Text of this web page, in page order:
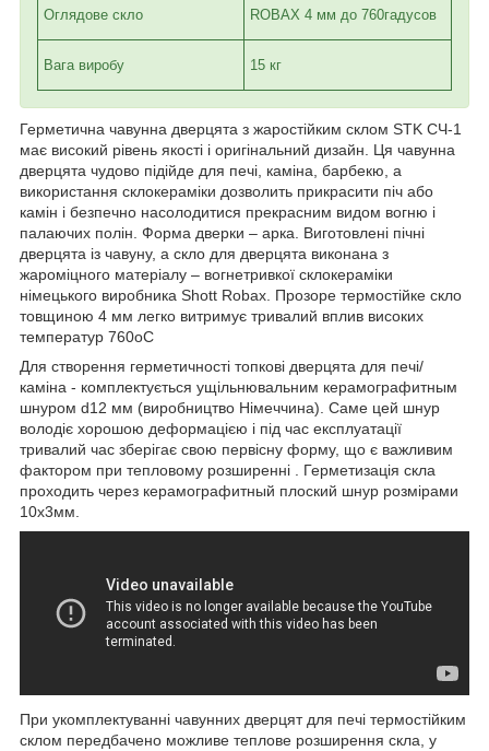
Оглядове скло ROBAX 4 мм до 760гадусов
Вага виробу 15 кг
Герметична чавунна дверцята з жаростійким склом STK СЧ-1
має високий рівень якості і оригінальний дизайн. Ця чавунна
дверцята чудово підійде для печі, каміна, барбекю, а
використання склокераміки дозволить прикрасити піч або
камін і безпечно насолодитися прекрасним видом вогню і
палаючих полін. Форма дверки – арка. Виготовлені пічні
дверцята із чавуну, а скло для дверцята виконана з
жароміцного матеріалу – вогнетривкої склокераміки
німецького виробника Shott Robax. Прозоре термостійке скло
товщиною 4 мм легко витримує тривалий вплив високих
температур 760оС
Для створення герметичності топкові дверцята для печі/
каміна - комплектується ущільнювальним керамографитным
шнуром d12 мм (виробництво Німеччина). Саме цей шнур
володіє хорошою деформацією і під час експлуатації
тривалий час зберігає свою первісну форму, що є важливим
фактором при тепловому розширенні . Герметизація скла
проходить через керамографитный плоский шнур розмірами
10х3мм.
При укомплектуванні чавунних дверцят для печі термостійким
склом передбачено можливе теплове розширення скла, у